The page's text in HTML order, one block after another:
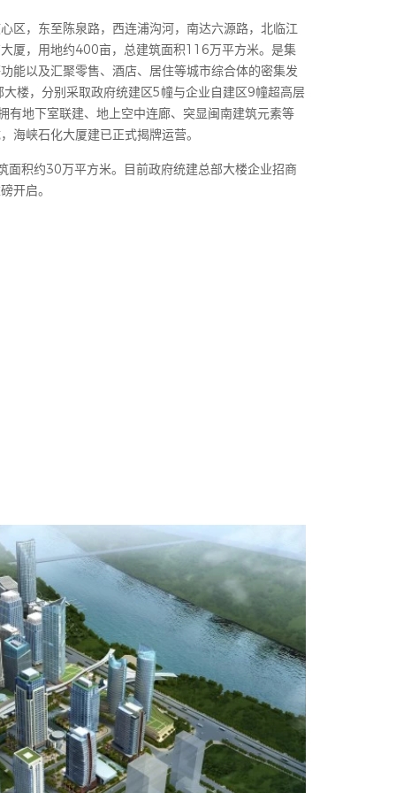
区，东至陈泉路，西连浦沟河，南达六源路，北临江
厦，用地约400亩，总建筑面积116万平方米。是集
能以及汇聚零售、酒店、居住等城市综合体的密集发
楼，分别采取政府统建区5幢与企业自建区9幢超高层
有地下室联建、地上空中连廊、突显闽南建筑元素等
海峡石化大厦建已正式揭牌运营。
面积约30万平方米。目前政府统建总部大楼企业招商
开启。